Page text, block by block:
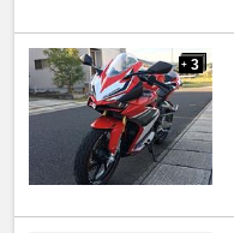
+ 3